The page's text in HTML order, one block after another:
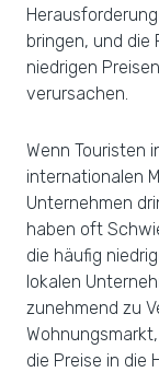
bringen, und die
niedrigen
verursachen.
Wenn Touristen
internationalen
Unternehmen
haben oft
die häufig
lokalen
zunehmend zu
die Preise in die